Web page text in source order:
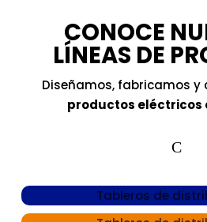
CONOCE
LÍNEAS DE
Diseñamos, fabricamos y
productos eléctricos
C